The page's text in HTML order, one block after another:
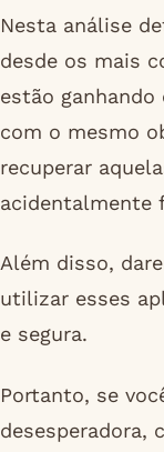
Nesta análise
desde os mais
estão
com o mesmo
recuperar
acidentalmente
Além disso,
utilizar esses
e segura.
Portanto, se
desesperadora,